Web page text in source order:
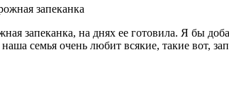
запеканка, на днях ее готовила. Я бы
семья очень любит всякие, такие вот,